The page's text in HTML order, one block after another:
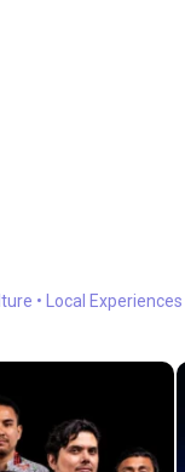
• Local Experiences